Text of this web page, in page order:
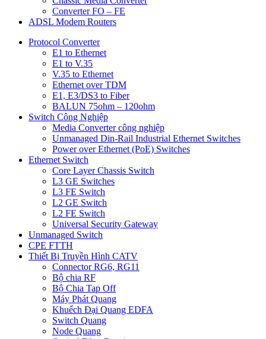
Converter FO – FE
ADSL Modem Routers
Protocol Converter
E1 to Ethernet
E1 to V.35
V.35 to Ethernet
Ethernet over TDM
E1, E3/DS3 to Fiber
BALUN 75ohm – 120ohm
Switch Công Nghiệp
Media Converter công nghiệp
Unmanaged Din-Rail Industrial Ethernet Switches
Power over Ethernet (PoE) Switches
Ethernet Switch
Core Layer Chassis Switch
L3 GE Switches
L3 FE Switch
L2 GE Switch
L2 FE Switch
Universal Security Gateway
Unmanaged Switch
CPE FTTH
Thiết Bị Truyền Hình CATV
Connector RG6, RG11
Bộ chia RF
Bộ Chia Tap Off
Máy Phát Quang
Khuếch Đại Quang EDFA
Switch Quang
Node Quang